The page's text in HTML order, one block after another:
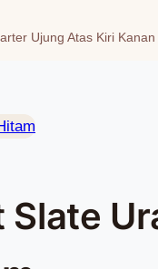
Ujung Atas Kiri Kanan